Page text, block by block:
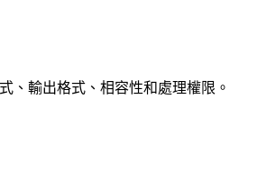
、輸出格式、相容性和處理權限。